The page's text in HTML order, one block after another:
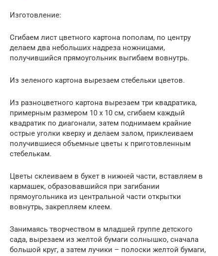
Изготовление:
Сгибаем лист цветного картона пополам, по центру
делаем два небольших надреза ножницами,
получившийся прямоугольник выгибаем вовнутрь.
Из зеленого картона вырезаем стебельки цветов.
Из разноцветного картона вырезаем три квадратика,
примерным размером 10 х 10 см, сгибаем каждый
квадратик по диагонали, затем поднимаем крайние
острые уголки кверху и делаем залом, приклеиваем
получившиеся объемные цветы к приготовленным
стебелькам.
Цветы склеиваем в букет в нижней части, вставляем в
кармашек, образовавшийся при загибании
прямоугольника из центральной части открытки
вовнутрь, закрепляем клеем.
Занимаясь творчеством в младшей группе детского
сада, вырезаем из желтой бумаги солнышко, сначала
большой круг, а затем лучики – полоски желтой бумаги,